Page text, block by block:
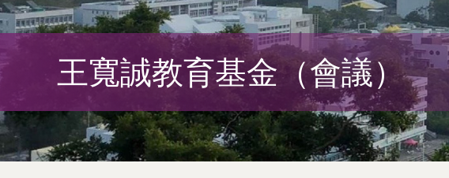
學
學
術
交
王寬誠教育基金（會議）